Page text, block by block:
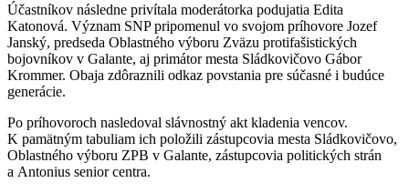
Účastníkov následne privítala moderátorka podujatia Edita
Katonová. Význam SNP pripomenul vo svojom príhovore Jozef
Janský, predseda Oblastného výboru Zväzu protifašistických
bojovníkov v Galante, aj primátor mesta Sládkovičovo Gábor
Krommer. Obaja zdôraznili odkaz povstania pre súčasné i budúce
generácie.
Po príhovoroch nasledoval slávnostný akt kladenia vencov.
K pamätným tabuliam ich položili zástupcovia mesta Sládkovičovo,
Oblastného výboru ZPB v Galante, zástupcovia politických strán
a Antonius senior centra.